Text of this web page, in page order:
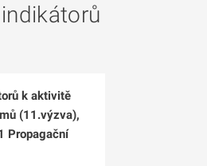
k aktivitě
(11.výzva),
Propagační